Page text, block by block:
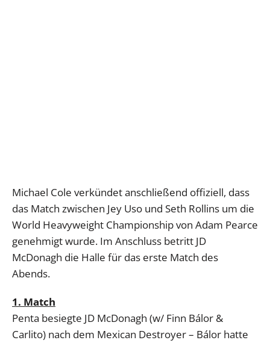
Michael Cole verkündet anschließend offiziell, dass
das Match zwischen Jey Uso und Seth Rollins um die
World Heavyweight Championship von Adam Pearce
genehmigt wurde. Im Anschluss betritt JD
McDonagh die Halle für das erste Match des
Abends.
1. Match
Penta besiegte JD McDonagh (w/ Finn Bálor &
Carlito) nach dem Mexican Destroyer – Bálor hatte